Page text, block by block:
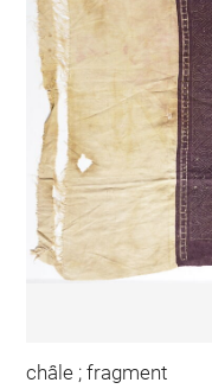
châle ; fragment